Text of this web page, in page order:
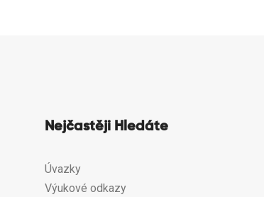
Nejčastěji Hledáte
Úvazky
Výukové odkazy